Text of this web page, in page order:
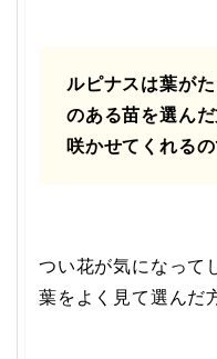
ルピナスは葉が
のある苗を選ん
咲かせてくれる
つい花が気になって
葉をよく見て選んだ